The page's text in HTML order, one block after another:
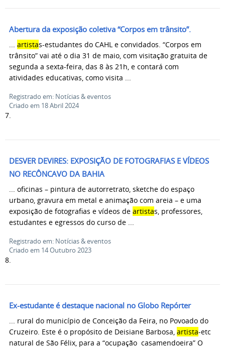
Abertura da exposição coletiva “Corpos em trânsito”.
... artistas-estudantes do CAHL e convidados. “Corpos em
trânsito” vai até o dia 31 de maio, com visitação gratuita de
segunda a sexta-feira, das 8 às 21h, e contará com
atividades educativas, como visita ...
Registrado em: Notícias & eventos
Criado em 18 Abril 2024
7.
DESVER DEVIRES: EXPOSIÇÃO DE FOTOGRAFIAS E VÍDEOS
NO RECÔNCAVO DA BAHIA
... oficinas – pintura de autorretrato, sketche do espaço
urbano, gravura em metal e animação com areia – e uma
exposição de fotografias e vídeos de artistas, professores,
estudantes e egressos do curso de ...
Registrado em: Notícias & eventos
Criado em 14 Outubro 2023
8.
Ex-estudante é destaque nacional no Globo Repórter
... rural do município de Conceição da Feira, no Povoado do
Cruzeiro. Este é o propósito de Deisiane Barbosa, artista-etc
natural de São Félix, para a “ocupação casamendoeira” O